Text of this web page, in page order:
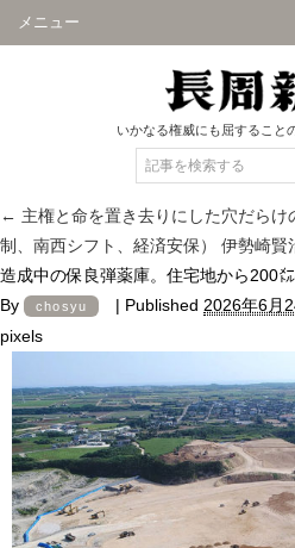
メニュー
いかなる権威にも屈すること
← 主権と命を置き去りにした穴だら
制、南西シフト、経済安保） 伊勢崎賢
造成中の保良弾薬庫。住宅地から200
By
chosyu | Published 2026年6月
pixels